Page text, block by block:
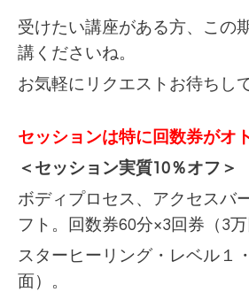
受けたい講座がある方、この
講くださいね。
お気軽にリクエストお待ちし
セッションは特に回数券がオ
＜セッション実質10％オフ＞
ボディプロセス、アクセスバ
フト。回数券60分×3回券（3万
スターヒーリング・レベル１
面）。